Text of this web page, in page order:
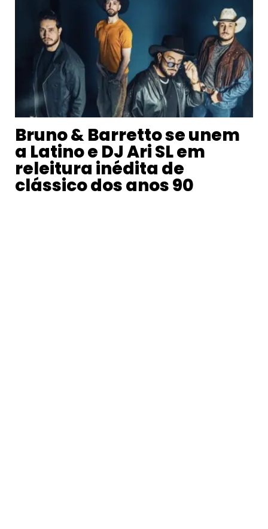
Bruno & Barretto se unem
a Latino e DJ Ari SL em
releitura inédita de
clássico dos anos 90